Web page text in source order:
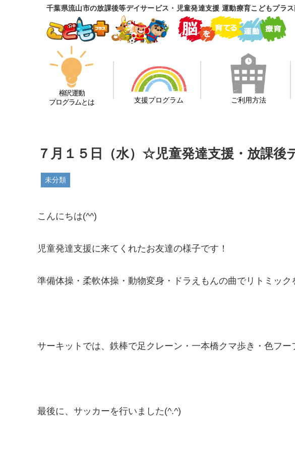
千葉県流山市の放課後等デイサービス・児童発達支援 運動療育こどもプラ
柳沢運動
プログラムとは
支援プログラム ご利用方法
７月１５日（水）☆児童発達支援・放課
未分類
こんにちは(^^)
児童発達支援に来てくれたお友達の様子です！
準備体操・柔軟体操・動物変身・ドラえもんの曲でリトミック
サーキットでは、鉄棒で足クレーン・一本橋クマ歩き・色フー
最後に、サッカーを行いました(^.^)